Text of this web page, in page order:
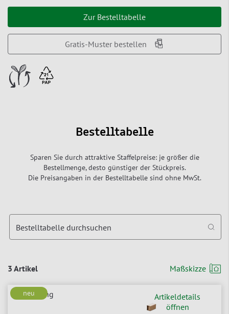
Zur Bestelltabelle
Gratis-Muster bestellen
Bestelltabelle
Sparen Sie durch attraktive Staffelpreise: je größer die
Bestellmenge, desto günstiger der Stückpreis.
Die Preisangaben in der Bestelltabelle sind ohne MwSt.
3 Artikel Maßskizze
Bestelltabelle durchsuchen
neu
Artikeldetails
öffnen